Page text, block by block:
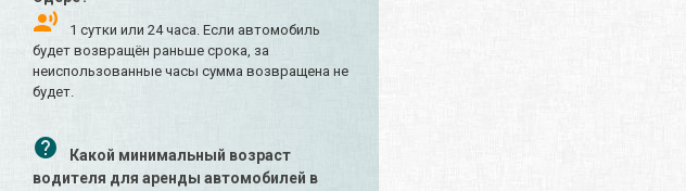
1 сутки или 24 часа. Если автомобиль
будет возвращён раньше срока, за
неиспользованные часы сумма возвращена не
будет.
Какой минимальный возраст
водителя для аренды автомобилей в